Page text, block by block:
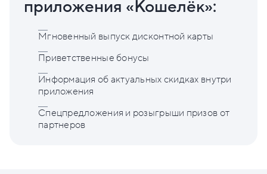
приложения «Кошелёк»:
Мгновенный выпуск дисконтной карты
Приветственные бонусы
Информация об актуальных скидках внутри
приложения
Спецпредложения и розыгрыши призов от
партнеров